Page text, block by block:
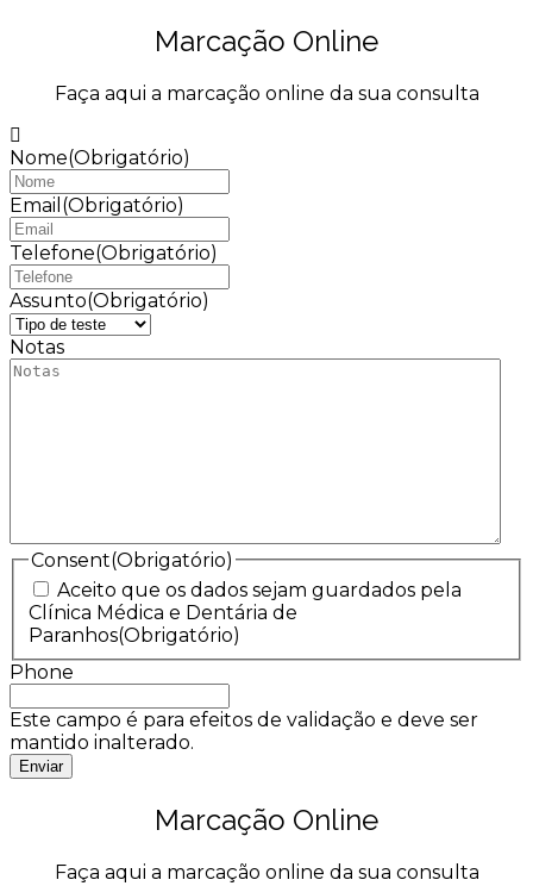
Marcação Online
Faça aqui a marcação online da sua consulta
Nome(Obrigatório)
Email (Obrigatório)
Telefone(Obrigatório)
Assunto(Obrigatório)
Notas
Consent(Obrigatório)
Aceito que os dados sejam guardados pela
Clínica Médica e Dentária de
Paranhos(Obrigatório)
Phone
Este campo é para efeitos de validação e deve ser
mantido inalterado.
Marcação Online
Faça aqui a marcação online da sua consulta